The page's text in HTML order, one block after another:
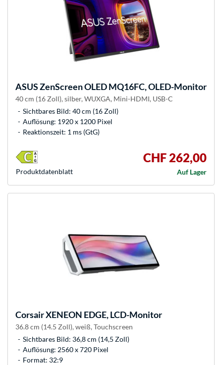
ASUSZenScreen OLED MQ16FC, OLED-Monitor
40 cm (16 Zoll), silber, WUXGA, Mini-HDMI, USB-C
Sichtbares Bild: 40 cm (16 Zoll)
Auflösung: 1920 x 1200 Pixel
Reaktionszeit: 1 ms (GtG)
CHF 262,00
Auf Lager
Produkt­datenblatt
CorsairXENEON EDGE, LCD-Monitor
36.8 cm (14.5 Zoll), weiß, Touchscreen
Sichtbares Bild: 36,8 cm (14,5 Zoll)
Auflösung: 2560 x 720 Pixel
Format: 32:9